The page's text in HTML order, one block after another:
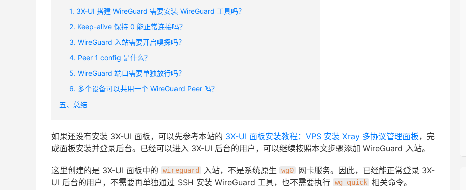
1. 3X-UI 搭建 WireGuard 需要安装 WireGuard 工具吗？
2. Keep-alive 保持 0 能正常连接吗？
3. WireGuard 入站需要开启嗅探吗？
4. Peer 1 config 是什么？
5. WireGuard 端口需要单独放行吗？
6. 多个设备可以共用一个 WireGuard Peer 吗？
五、总结
如果还没有安装 3X-UI 面板，可以先参考本站的 3X-UI 面板安装教程：VPS 安装 Xray 多协议管理面板，完
成面板安装并登录后台。已经可以进入 3X-UI 后台的用户，可以继续按照本文步骤添加 WireGuard 入站。
这里创建的是 3X-UI 面板中的 wireguard 入站，不是系统原生 wg0
网卡服务。因此，已经能正常登录 3X-
UI 后台的用户，不需要再单独通过 SSH 安装 WireGuard 工具，也不需要执行 wg-quick 相关命令。